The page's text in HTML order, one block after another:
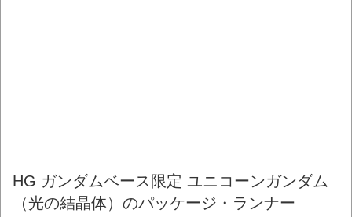
HG ガンダムベース限定 ユニコーンガンダム
（光の結晶体）のパッケージ・ランナー